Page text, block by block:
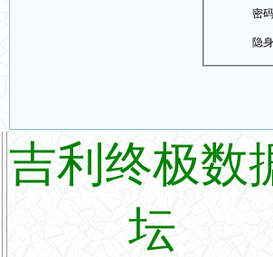
密码
隐
吉利终极数
坛